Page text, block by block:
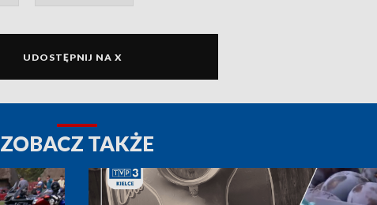
UDOSTĘPNIJ NA X
ZOBACZ TAKŻE